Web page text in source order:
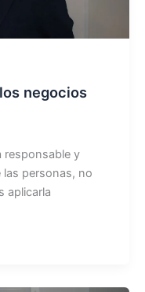
negocios
responsable y
las personas, no
aplicarla